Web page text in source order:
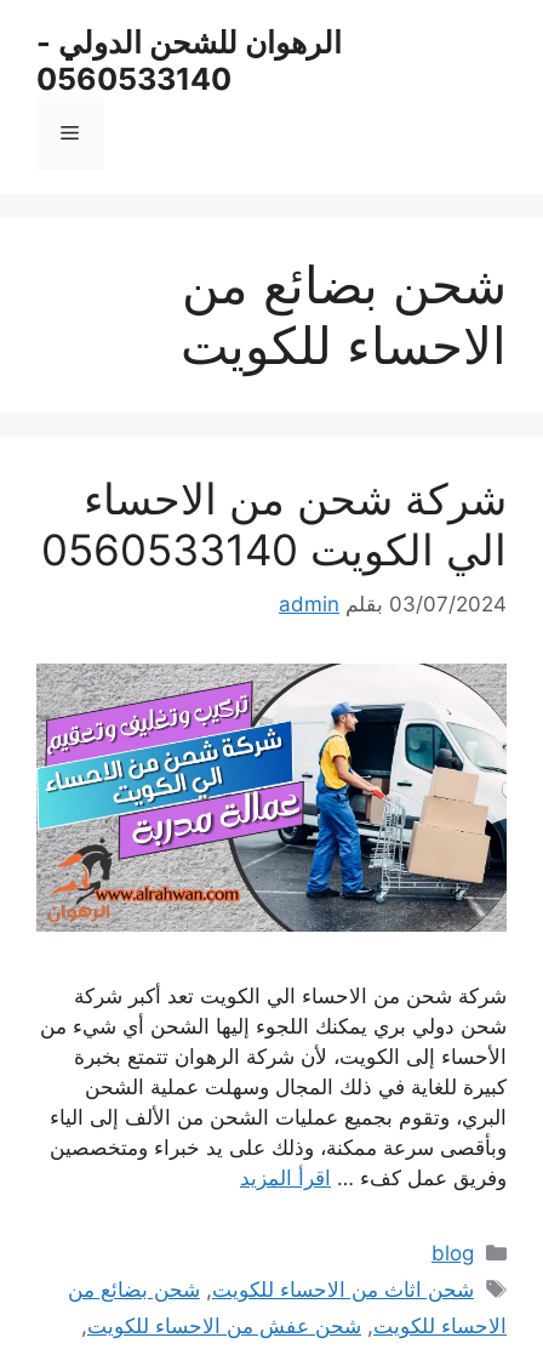
الرهوان للشحن الدولي -
0560533140
القائمة
شحن بضائع من
الاحساء للكويت
شركة شحن من الاحساء
الي الكويت 0560533140
03/07/2024 بقلم admin
شركة شحن من الاحساء الي الكويت تعد أكبر شركة
شحن دولي بري يمكنك اللجوء إليها الشحن أي شيء من
الأحساء إلى الكويت، لأن شركة الرهوان تتمتع بخبرة
كبيرة للغاية في ذلك المجال وسهلت عملية الشحن
البري، وتقوم بجميع عمليات الشحن من الألف إلى الياء
وبأقصى سرعة ممكنة، وذلك على يد خبراء ومتخصصين
وفريق عمل كفء … اقرأ المزيد
التصنيفات
blog
الوسوم
شحن اثاث من الاحساء للكويت, شحن بضائع من
الاحساء للكويت, شحن عفش من الاحساء للكويت,